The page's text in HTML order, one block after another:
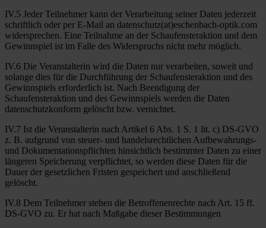
IV.5 Jeder Teilnehmer kann der Verarbeitung seiner Daten jederzeit
schriftlich oder per E-Mail an datenschutz(at)eschenbach-optik.com
widersprechen. Eine Teilnahme an der Schaufensteraktion und dem
Gewinnspiel ist im Falle des Widerspruchs nicht mehr möglich.
IV.6 Die Veranstalterin wird die Daten nur verarbeiten, soweit und
solange dies für die Durchführung der Schaufensteraktion und des
Gewinnspiels erforderlich ist. Nach Beendigung der
Schaufensteraktion und des Gewinnspiels werden die Daten
datenschutzkonform gelöscht bzw. vernichtet.
IV.7 Ist die Veranstalterin nach Artikel 6 Abs. 1 S. 1 lit. c) DS-GVO
z. B. aufgrund von steuer- und handelsrechtlichen Aufbewahrungs-
und Dokumentationspflichten hinsichtlich bestimmter Daten zu einer
längeren Speicherung verpflichtet, so werden diese Daten für die
Dauer der gesetzlichen Fristen gespeichert und anschließend
gelöscht.
IV.8 Dem Teilnehmer stehen die Betroffenenrechte nach Art. 15 ff.
DS-GVO zu. Er hat nach Maßgabe dieser Bestimmungen